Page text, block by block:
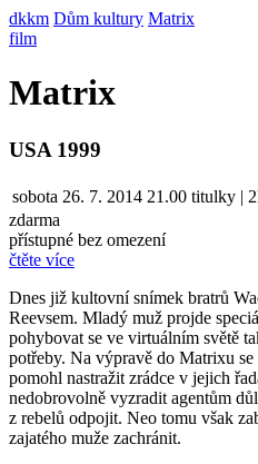
dkkm Dům kultury Matrix
film
Matrix
USA 1999
sobota 26. 7. 2014 21.00 titulky |
zdarma
přístupné bez omezení
čtěte více
Dnes již kultovní snímek bratrů
Reevsem. Mladý muž projde
pohybovat se ve virtuálním světě
potřeby. Na výpravě do Matrixu
pomohl nastražit zrádce v jejich
nedobrovolně vyzradit agentům
z rebelů odpojit. Neo tomu však
zajatého muže zachránit.